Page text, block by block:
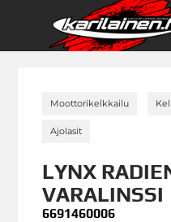
Moottorikelkkailu
Ajolasit
LYNX
VARALINSSI
6691460006